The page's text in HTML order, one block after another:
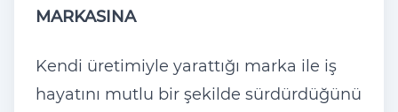
MARKASINA
Kendi üretimiyle yarattığı marka ile iş
hayatını mutlu bir şekilde sürdürdüğünü